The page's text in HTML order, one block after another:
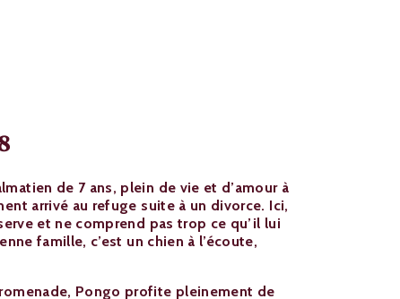
de 7 ans, plein de vie et d’amour à
arrivé au refuge suite à un divorce. Ici,
et ne comprend pas trop ce qu’il lui
famille, c’est un chien à l’écoute,
Pongo profite pleinement de